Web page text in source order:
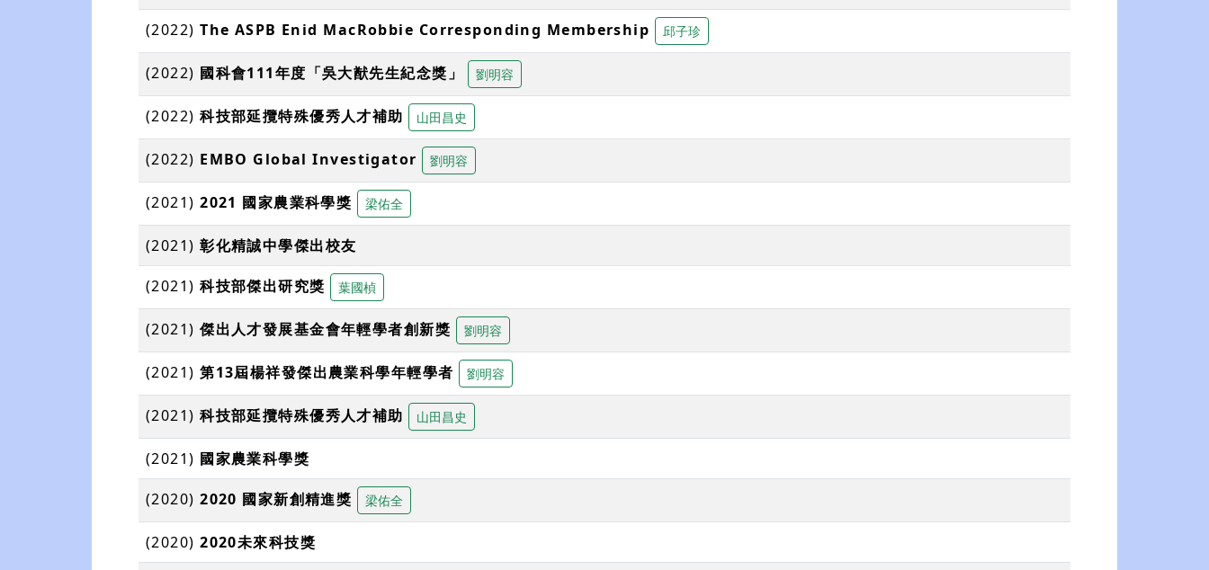
(2022)The ASPB Enid MacRobbie Corresponding Membership 邱子珍
(2022) 國科會111年度「吳大猷先生紀念獎」 劉明容
(2022)科技部延攬特殊優秀⼈才補助 山田昌史
(2022) EMBO Global Investigator 劉明容
(2021)2021 國家農業科學獎 梁佑全
(2021)彰化精誠中學傑出校友
(2021)科技部傑出研究獎 葉國楨
(2021)傑出人才發展基金會年輕學者創新獎 劉明容
(2021)第13屆楊祥發傑出農業科學年輕學者 劉明容
(2021)科技部延攬特殊優秀⼈才補助 山田昌史
(2021) 國家農業科學獎
(2020)2020 國家新創精進獎 梁佑全
(2020)2020未來科技獎